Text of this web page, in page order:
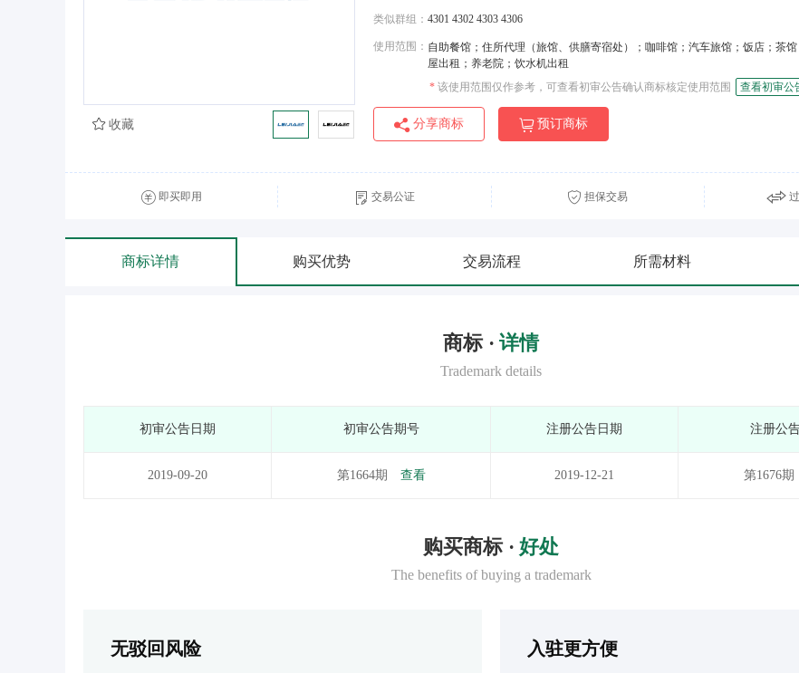
类似群组： 4301 4302 4303 4306
使用范围： 自助餐馆；住所代理（旅馆、供膳寄宿处）；咖啡馆；汽车旅馆；饭店；茶
屋出租；养老院；饮水机出租
* 该使用范围仅作参考，可查看初审公告确认商标核定使用范围 查看初审公
分享商标 预订商标
收藏
即买即用 交易公证 担保交易
商标详情 购买优势 交易流程 所需材料
商标 · 详情
Trademark details
初审公告日期 初审公告期号 注册公告日期 注册公
2019-09-20 第1664期 查看 2019-12-21 第1676期
购买商标 · 好处
The benefits of buying a trademark
无驳回风险 入驻更方便